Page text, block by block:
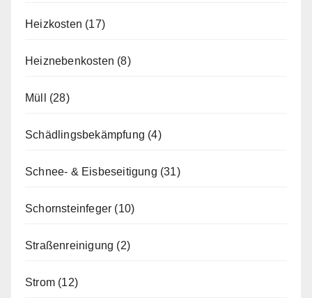
Heizkosten (17)
Heiznebenkosten (8)
Müll (28)
Schädlingsbekämpfung (4)
Schnee- & Eisbeseitigung (31)
Schornsteinfeger (10)
Straßenreinigung (2)
Strom (12)